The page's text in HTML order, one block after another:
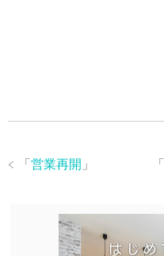
「
「 営業再開 」